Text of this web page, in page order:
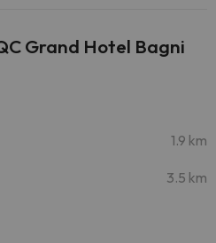
Grand Hotel Bagni
1.9 km
3.5 km